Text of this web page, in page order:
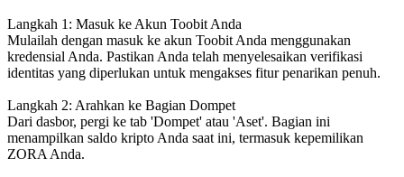
Langkah 1: Masuk ke Akun Toobit Anda
Mulailah dengan masuk ke akun Toobit Anda menggunakan
kredensial Anda. Pastikan Anda telah menyelesaikan verifikasi
identitas yang diperlukan untuk mengakses fitur penarikan penuh.
Langkah 2: Arahkan ke Bagian Dompet
Dari dasbor, pergi ke tab 'Dompet' atau 'Aset'. Bagian ini
menampilkan saldo kripto Anda saat ini, termasuk kepemilikan
ZORA Anda.